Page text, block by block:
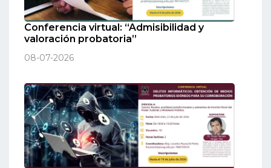
Conferencia virtual: “Admisibilidad y
valoración probatoria”
08-07-2026